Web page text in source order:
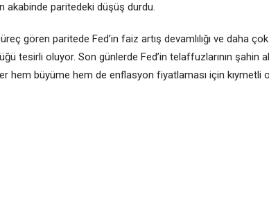
akabinde paritedeki düşüş durdu.
gören paritede Fed’in faiz artış devamlılığı ve daha
tesirli oluyor. Son günlerde Fed’in telaffuzlarının şahin
hem büyüme hem de enflasyon fiyatlaması için kıymetli